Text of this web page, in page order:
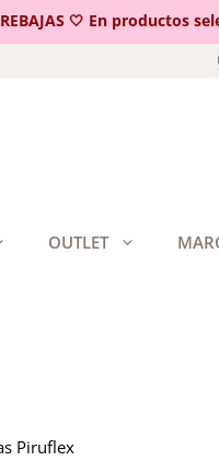
🤍 En productos
OUTLET
Piruflex